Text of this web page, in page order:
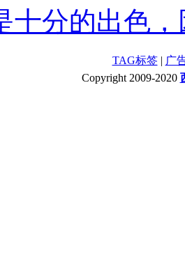
十分的出色
TAG标签 | 广
Copyright 2009-2020